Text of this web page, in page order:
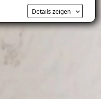
Details zeigen